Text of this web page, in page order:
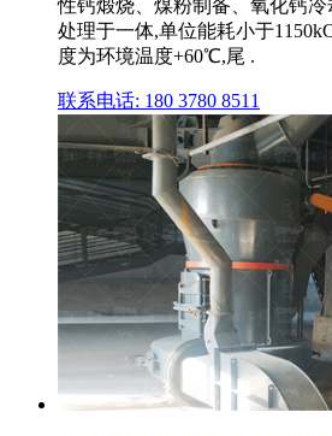
性钙煅烧、煤粉制备、氧化钙
处理于一体,单位能耗小于
度为环境温度+60℃,尾 .
联系电话: 180 3780 8511